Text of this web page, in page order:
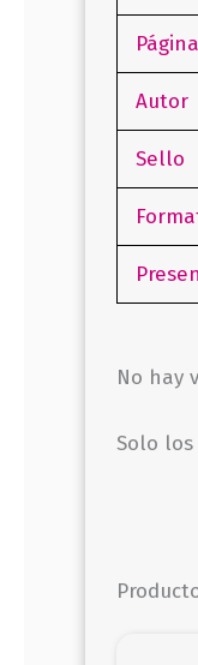
Autor
Sello
No hay
Solo